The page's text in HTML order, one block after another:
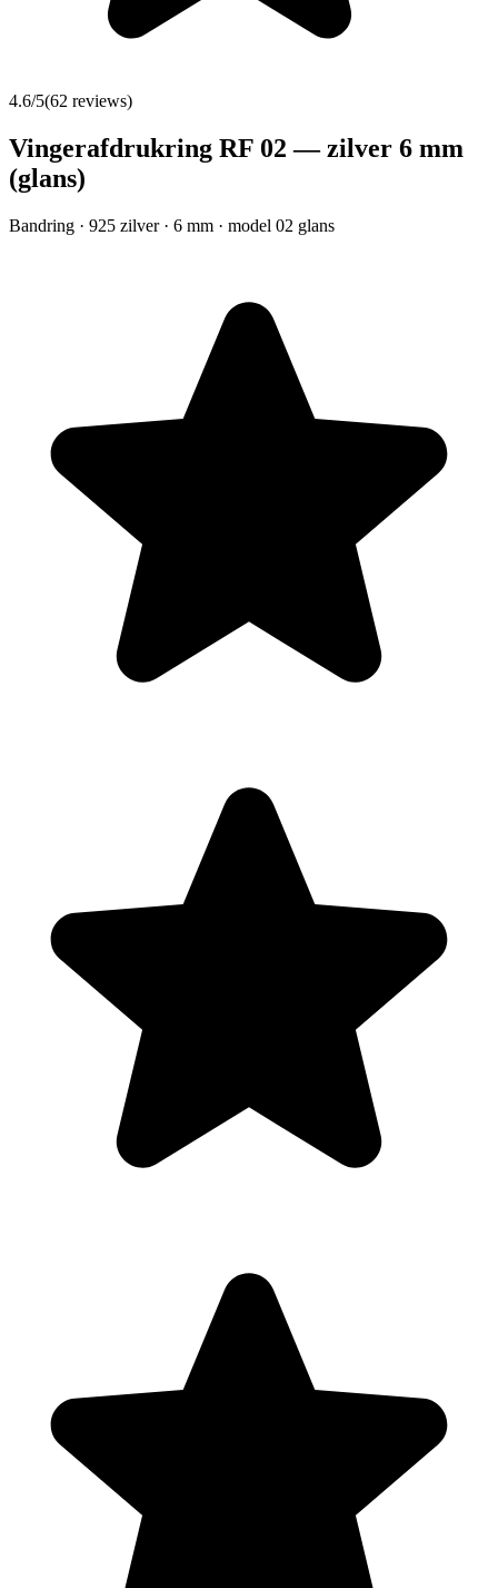
4.6/5(62 reviews)
Vingerafdrukring RF 02 — zilver 6 mm
(glans)
Bandring · 925 zilver · 6 mm · model 02 glans